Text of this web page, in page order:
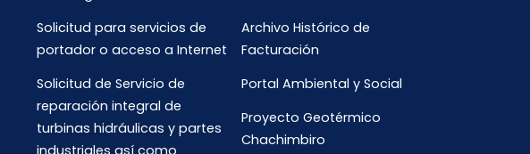
Solicitud para servicios de
portador o acceso a Internet
Solicitud de Servicio de
reparación integral de
turbinas hidráulicas y partes
industriales así como
Archivo Histórico de
Facturación
Portal Ambiental y Social
Proyecto Geotérmico
Chachimbiro